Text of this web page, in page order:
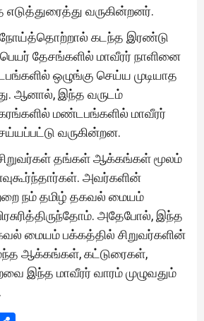
வருகின்றனர்.
கடந்த இரண்டு
தேசங்களில் மாவீரர் நாளினை
ஒழுங்கு செய்ய முடியாத
ஆனால், இந்த வருடம்
மண்டபங்களில் மாவீரர்
வருகின்றன.
தங்கள் ஆக்கங்கள் மூலம்
அவர்களின்
நம் தமிழ் தகவல் மையம்
அதேபோல், இந்த
மையம் பக்கத்தில் சிறுவர்களின்
ஆக்கங்கள், கட்டுரைகள்,
இந்த மாவீரர் வாரம் முழுவதும்